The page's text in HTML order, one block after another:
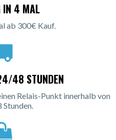
IN 4 MAL
ab 300€ Kauf.
48 STUNDEN
Relais-Punkt innerhalb von
Stunden.